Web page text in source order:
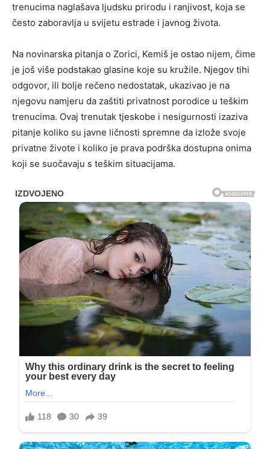
trenucima naglašava ljudsku prirodu i ranjivost, koja se
često zaboravlja u svijetu estrade i javnog života.
Na novinarska pitanja o Zorici, Kemiš je ostao nijem, čime
je još više podstakao glasine koje su kružile. Njegov tihi
odgovor, ili bolje rečeno nedostatak, ukazivao je na
njegovu namjeru da zaštiti privatnost porodice u teškim
trenucima. Ovaj trenutak tjeskobe i nesigurnosti izaziva
pitanje koliko su javne ličnosti spremne da izlože svoje
privatne živote i koliko je prava podrška dostupna onima
koji se suočavaju s teškim situacijama.